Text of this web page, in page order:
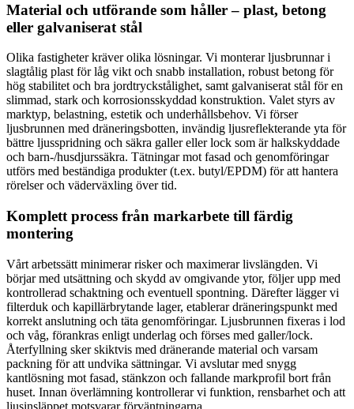
Material och utförande som håller – plast, betong
eller galvaniserat stål
Olika fastigheter kräver olika lösningar. Vi monterar ljusbrunnar i
slagtålig plast för låg vikt och snabb installation, robust betong för
hög stabilitet och bra jordtryckstålighet, samt galvaniserat stål för en
slimmad, stark och korrosionsskyddad konstruktion. Valet styrs av
marktyp, belastning, estetik och underhållsbehov. Vi förser
ljusbrunnen med dräneringsbotten, invändig ljusreflekterande yta för
bättre ljusspridning och säkra galler eller lock som är halkskyddade
och barn-/husdjurssäkra. Tätningar mot fasad och genomföringar
utförs med beständiga produkter (t.ex. butyl/EPDM) för att hantera
rörelser och väderväxling över tid.
Komplett process från markarbete till färdig
montering
Vårt arbetssätt minimerar risker och maximerar livslängden. Vi
börjar med utsättning och skydd av omgivande ytor, följer upp med
kontrollerad schaktning och eventuell spontning. Därefter lägger vi
filterduk och kapillärbrytande lager, etablerar dräneringspunkt med
korrekt anslutning och täta genomföringar. Ljusbrunnen fixeras i lod
och våg, förankras enligt underlag och förses med galler/lock.
Återfyllning sker skiktvis med dränerande material och varsam
packning för att undvika sättningar. Vi avslutar med snygg
kantlösning mot fasad, stänkzon och fallande markprofil bort från
huset. Innan överlämning kontrollerar vi funktion, rensbarhet och att
ljusinsläppet motsvarar förväntningarna.